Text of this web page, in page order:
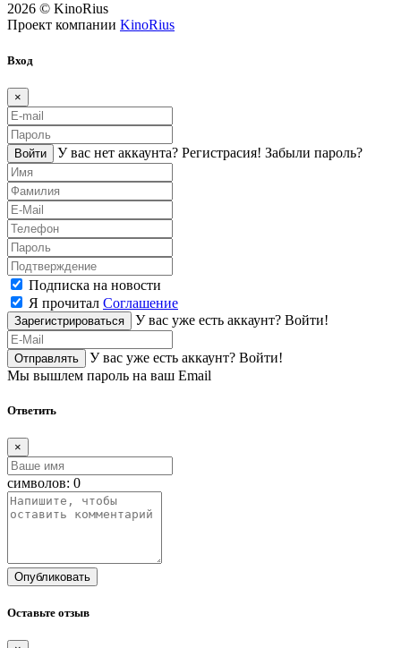
2026 © KinoRius
Проект компании KinoRius
Вход
×
Войти У вас нет аккаунта? Регистраcия! Забыли пароль?
Подписка на новости
Я прочитал Соглашение
Зарегистрироваться У вас уже есть аккаунт? Войти!
Отправлять У вас уже есть аккаунт? Войти!
Мы вышлем пароль на ваш Email
Ответить
×
символов: 0
Опубликовать
Оставьте отзыв